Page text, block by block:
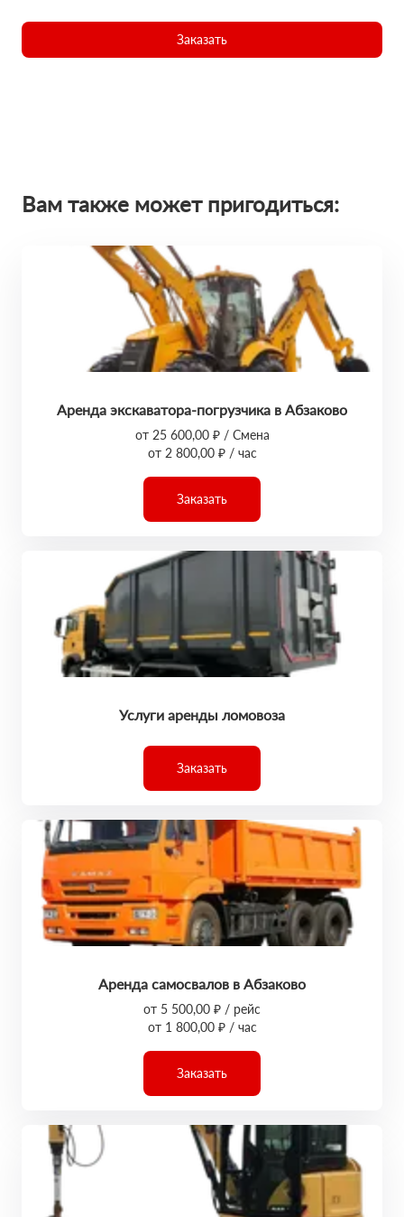
Заказать
Вам также может пригодиться:
Аренда экскаватора-погрузчика в Абзаково
от 25 600,00 ₽ / Смена
от 2 800,00 ₽ / час
Заказать
Услуги аренды ломовоза
Заказать
Аренда самосвалов в Абзаково
от 5 500,00 ₽ / рейс
от 1 800,00 ₽ / час
Заказать